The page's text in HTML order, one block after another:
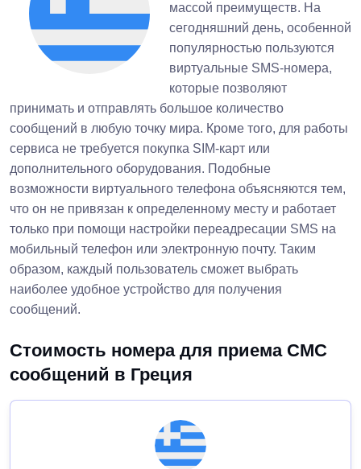
массой преимуществ. На
сегодняшний день, особенной
популярностью пользуются
виртуальные SMS-номера,
которые позволяют
принимать и отправлять большое количество
сообщений в любую точку мира. Кроме того, для работы
сервиса не требуется покупка SIM-карт или
дополнительного оборудования. Подобные
возможности виртуального телефона объясняются тем,
что он не привязан к определенному месту и работает
только при помощи настройки переадресации SMS на
мобильный телефон или электронную почту. Таким
образом, каждый пользователь сможет выбрать
наиболее удобное устройство для получения
сообщений.
Стоимость номера для приема СМС
сообщений в Греция